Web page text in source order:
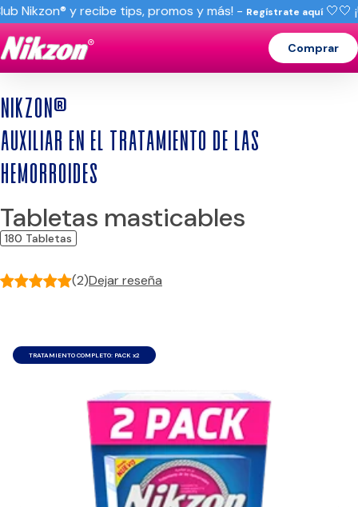
Nikzon® y recibe tips, promos y más! - Regístrate aquí🤍🤍
Comprar
TRATAMIENTO COMPLETO: PACK x2
NIKZON®
AUXILIAR EN EL TRATAMIENTO DE LAS
HEMORROIDES
Tabletas masticables
180 Tabletas
(2)Dejar reseña